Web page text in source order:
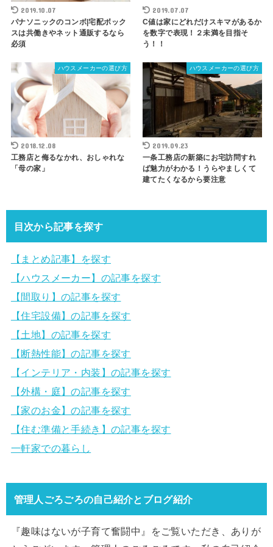
2019.10.07
パナソニックのコンボ|宅配ボック
スは共働きやネット通販するなら
必須
2019.07.07
C値は家にどれだけスキマがあるか
を数字で表現！２未満を目指そ
う！！
ハウスメーカーの選び方
2018.12.08
工務店と侮るなかれ、おしゃれな
「母の家」
ハウスメーカーの選び方
2019.09.23
一条工務店 の新築にお宅訪問すれ
ば魅力がわかる！うらやましくて
建てたくなるから要注意
目次から記事を探す
【まとめ記事】を探す
【ハウスメーカー】の記事を探す
【間取り】の記事を探す
【住宅設備】の記事を探す
【土地】の記事を探す
【断熱性能】の記事を探す
【インテリア・内装】の記事を探す
【外構・庭】の記事を探す
【家のお金】の記事を探す
【住む準備と手続き】の記事を探す
一軒家での暮らし
管理人ごろごろの自己紹介とブログ紹介
『趣味はないが子育て奮闘中』をご覧いただき、ありが